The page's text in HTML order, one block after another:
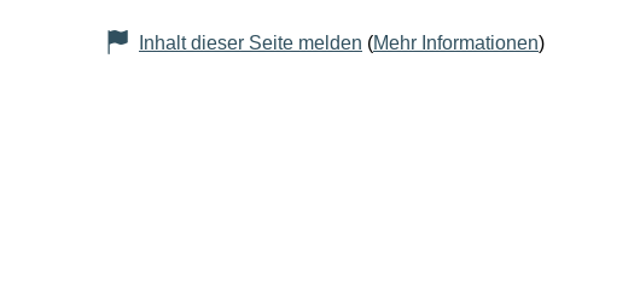
Inhalt dieser Seite melden (Mehr Informationen)